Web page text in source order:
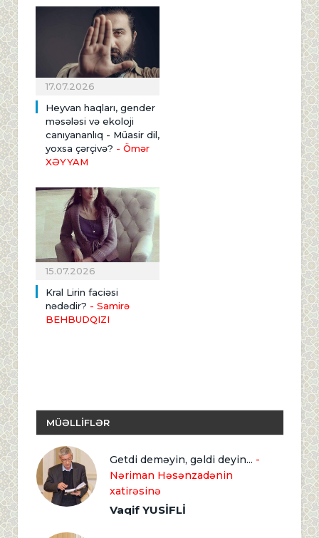
17.07.2026
Heyvan haqları, gender
məsələsi və ekoloji
canıyananlıq - Müasir dil,
yoxsa çərçivə? - Ömər
XƏYYAM
15.07.2026
Kral Lirin faciəsi
nədədir? - Samirə
BEHBUDQIZI
MÜƏLLİFLƏR
Getdi deməyin, gəldi deyin... -
Nəriman Həsənzadənin
xatirəsinə
Vaqif YUSİFLİ